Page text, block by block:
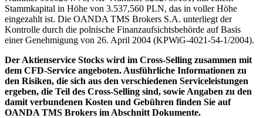
Stammkapital in Höhe von 3.537,560 PLN, das in voller Höhe
eingezahlt ist. Die OANDA TMS Brokers S.A. unterliegt der
Kontrolle durch die polnische Finanzaufsichtsbehörde auf Basis
einer Genehmigung von 26. April 2004 (KPWiG-4021-54-1/2004).
Der Aktienservice Stocks wird im Cross-Selling zusammen mit
dem CFD-Service angeboten. Ausführliche Informationen zu
den Risiken, die sich aus den verschiedenen Serviceleistungen
ergeben, die Teil des Cross-Selling sind, sowie Angaben zu den
damit verbundenen Kosten und Gebühren finden Sie auf
OANDA TMS Brokers im Abschnitt Dokumente.